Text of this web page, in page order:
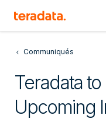
Communiqués
Teradata
Upcoming